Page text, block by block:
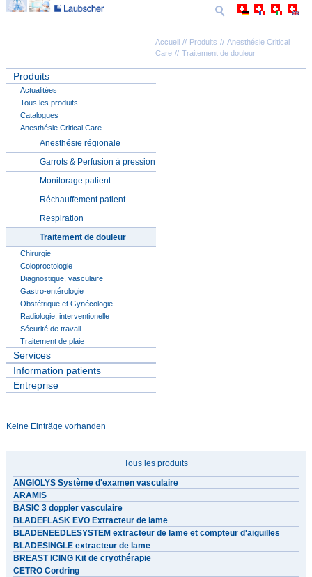
Accueil Produits
Anesthésie Critical
Care
Traitement de douleur
Produits
Actualitées
Tous les produits
Catalogues
Anesthésie Critical Care
Anesthésie régionale
Garrots & Perfusion à pression
Monitorage patient
Réchauffement patient
Respiration
Traitement de douleur
Chirurgie
Coloproctologie
Diagnostique, vasculaire
Gastro-entérologie
Obstétrique et Gynécologie
Radiologie, interventionelle
Sécurité de travail
Traitement de plaie
Services
Information patients
Entreprise
Keine Einträge vorhanden
Tous les produits
ANGIOLYS Système d'examen vasculaire
ARAMIS
BASIC 3 doppler vasculaire
BLADEFLASK EVO Extracteur de lame
BLADENEEDLESYSTEM extracteur de lame et compteur d'aiguilles
BLADESINGLE extracteur de lame
BREAST ICING Kit de cryothérapie
CETRO Cordring